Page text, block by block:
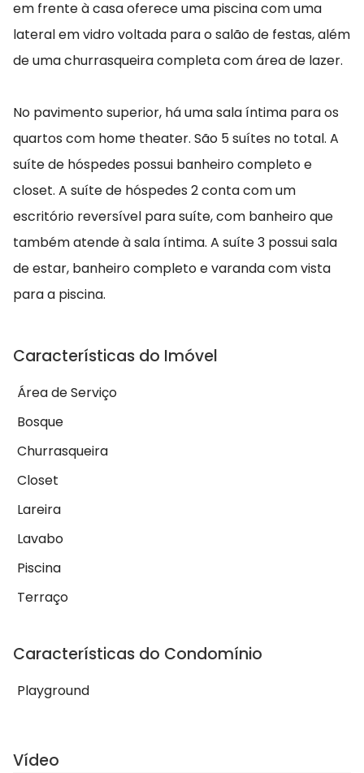
em frente à casa oferece uma piscina com uma
lateral em vidro voltada para o salão de festas, além
de uma churrasqueira completa com área de lazer.
No pavimento superior, há uma sala íntima para os
quartos com home theater. São 5 suítes no total. A
suíte de hóspedes possui banheiro completo e
closet. A suíte de hóspedes 2 conta com um
escritório reversível para suíte, com banheiro que
também atende à sala íntima. A suíte 3 possui sala
de estar, banheiro completo e varanda com vista
para a piscina.
Características do Imóvel
Área de Serviço
Bosque
Churrasqueira
Closet
Lareira
Lavabo
Piscina
Terraço
Características do Condomínio
Playground
Vídeo